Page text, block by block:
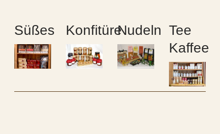
Süßes KonfitüreNudeln Tee
Kaffee